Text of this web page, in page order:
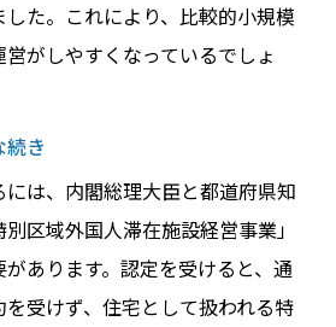
た。これにより、比較的小規模
がしやすくなっているでしょ
き
は、内閣総理大臣と都道府県知
区域外国人滞在施設経営事業」
あります。認定を受けると、通
受けず、住宅として扱われる特